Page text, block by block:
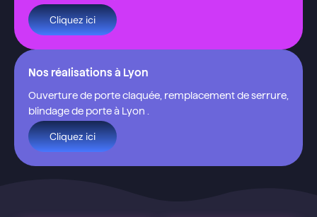
Cliquez ici
Nos réalisations à Lyon
Ouverture de porte claquée, remplacement de serrure,
blindage de porte à Lyon .
Cliquez ici